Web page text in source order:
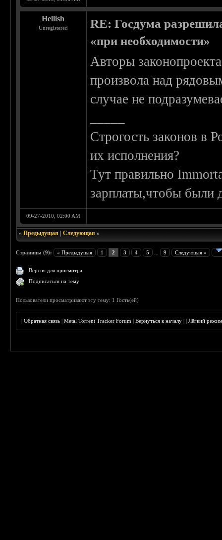
Hellish
Unregistered
RE: Госдума
«при необходимости»
Авторы
произвола над
случае не
Строгость законов в
их исполнения?
Тут правильно
зарплаты,чтобы были
09-27-2010, 02:00 AM
«Предыдущая |Следующая »
Страницы (9): « Предыдущая 1 2 3 4 5 9 Следующая »
Версия для просмотра
Подписаться на тему
Пользователи просматривают эту тему: 1 Гость(ей)
|Обратная связь |Metal Torrent Tracker Forum |Вернуться к началу ||Лёгкий